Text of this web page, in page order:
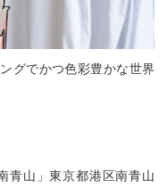
グでかつ色彩豊かな世界
山」東京都港区南青山